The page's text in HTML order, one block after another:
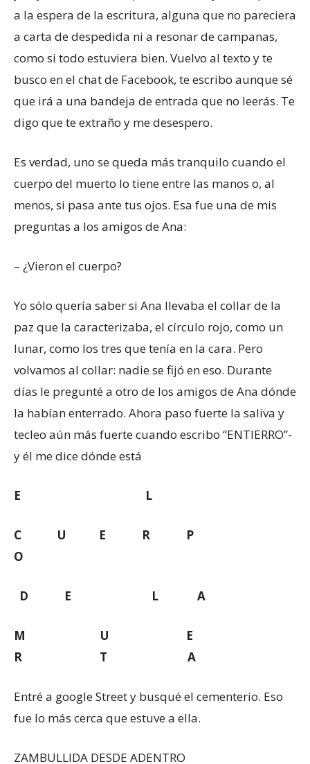
a la espera de la escritura, alguna que no pareciera
a carta de despedida ni a resonar de campanas,
como si todo estuviera bien. Vuelvo al texto y te
busco en el chat de Facebook, te escribo aunque sé
que irá a una bandeja de entrada que no leerás. Te
digo que te extraño y me desespero.
Es verdad, uno se queda más tranquilo cuando el
cuerpo del muerto lo tiene entre las manos o, al
menos, si pasa ante tus ojos. Esa fue una de mis
preguntas a los amigos de Ana:
– ¿Vieron el cuerpo?
Yo sólo quería saber si Ana llevaba el collar de la
paz que la caracterizaba, el círculo rojo, como un
lunar, como los tres que tenía en la cara. Pero
volvamos al collar: nadie se fijó en eso. Durante
días le pregunté a otro de los amigos de Ana dónde
la habían enterrado. Ahora paso fuerte la saliva y
tecleo aún más fuerte cuando escribo “ENTIERRO”-
y él me dice dónde está
E L
C U E R P
O
D E L A
M U E
R T A
Entré a google Street y busqué el cementerio. Eso
fue lo más cerca que estuve a ella.
ZAMBULLIDA DESDE ADENTRO